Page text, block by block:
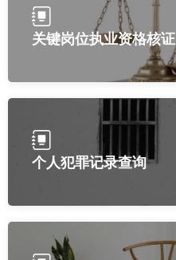
关键岗位执业资格核证
个人犯罪记录查询